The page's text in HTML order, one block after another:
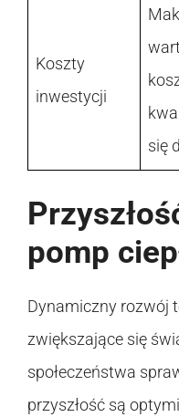
Koszty
inwestycji
się
pomp
Dynamiczny rozwój
zwiększające się
społeczeństwa
przyszłość są